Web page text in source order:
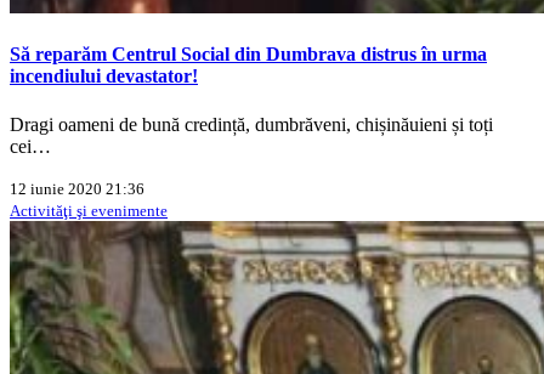
Să reparăm Centrul Social din Dumbrava distrus în urma
incendiului devastator!
Dragi oameni de bună credință, dumbrăveni, chișinăuieni și toți
cei…
12 iunie 2020 21:36
Activităţi şi evenimente